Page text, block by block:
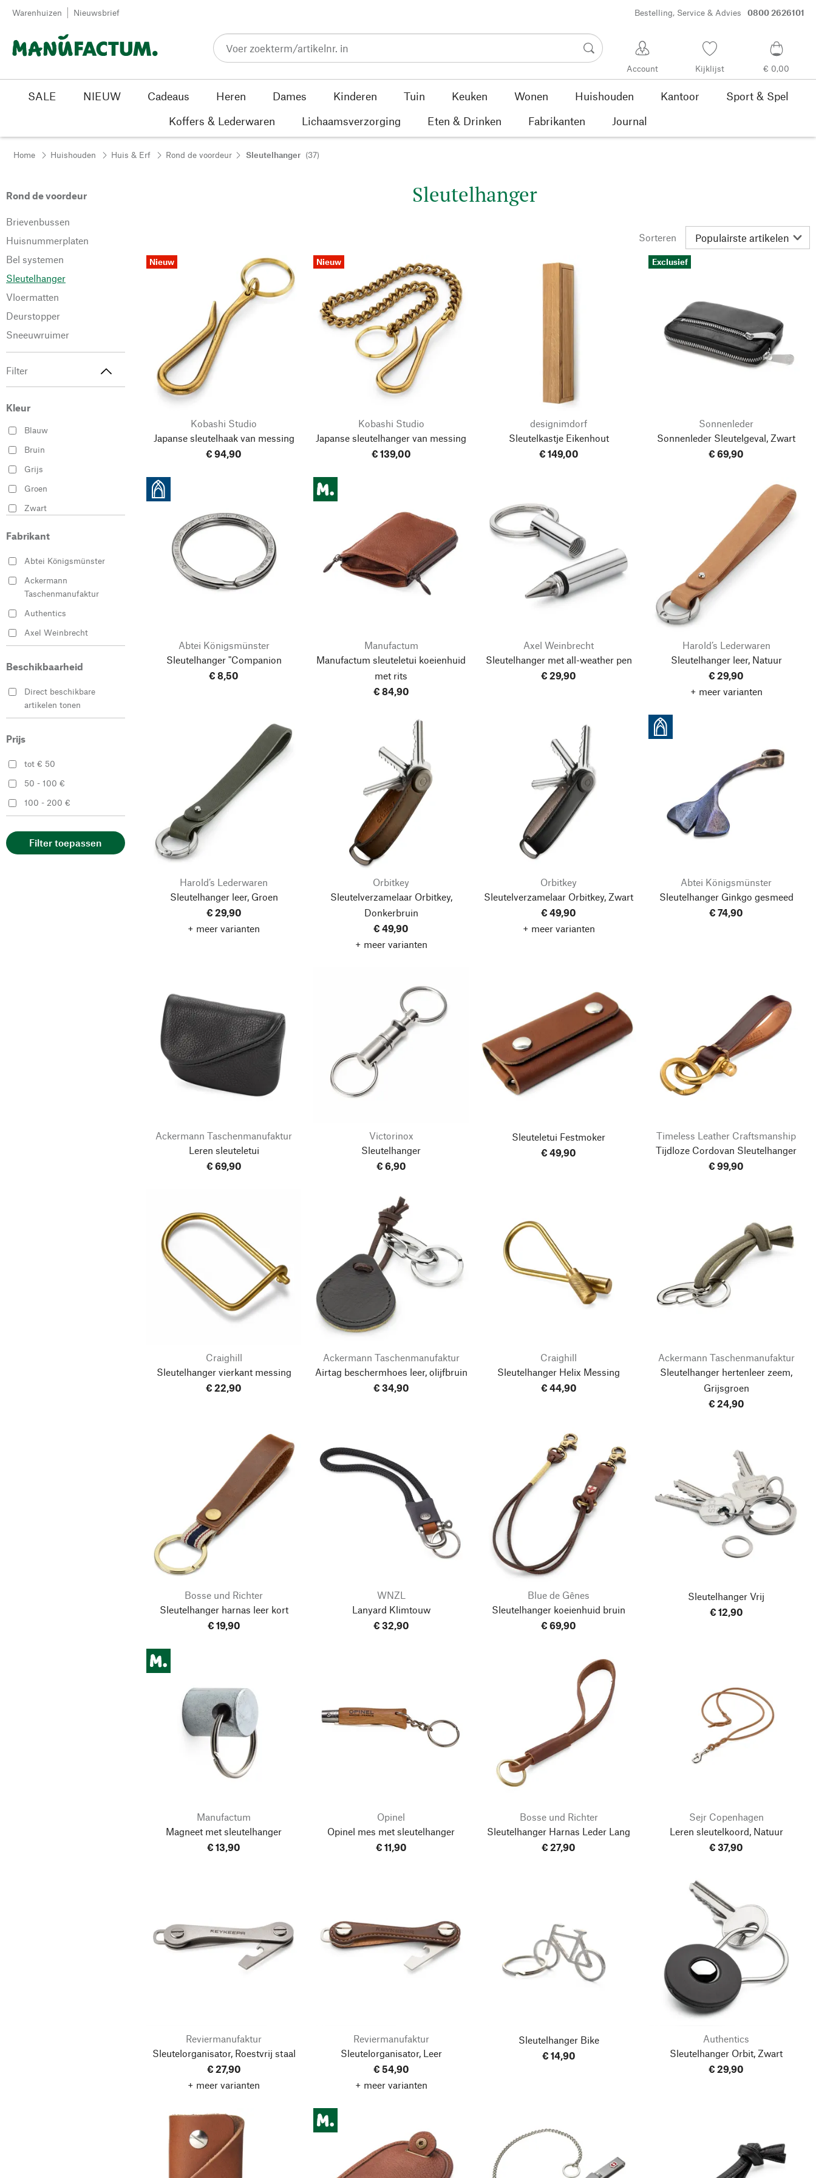
Passer au contenu
Warenhuizen Nieuwsbrief Bestelling, Service & Advies 0800 2626101
Account Kijklijst € 0,00
SALE NIEUW Cadeaus Heren Dames Kinderen Tuin Keuken Wonen Huishouden Kantoor
Sport & Spel
Koffers & Lederwaren
Lichaamsverzorging Eten & Drinken Fabrikanten Journal
Home Huishouden Huis & Erf Rond de voordeur Sleutelhanger (37)
Rond de voordeur
Brievenbussen
Huisnummerplaten
Bel systemen
Sleutelhanger
Vloermatten
Deurstopper
Sneeuwruimer
Filter
Kleur
Blauw
Bruin
Grijs
Groen
Zwart
Fabrikant
Abtei Königsmünster
Ackermann
Taschenmanufaktur
Authentics
Axel Weinbrecht
Bosse und Richter
Craighill
designimdorf
Manufactum
Opinel
Orbitkey
Sejr Copenhagen
Beschikbaarheid
Direct beschikbare
artikelen tonen
Prijs
tot € 50
50 - 100 €
100 - 200 €
Filter toepassen
Sleutelhanger
Sorteren
Nieuw
Kobashi Studio
Japanse sleutelhaak van messing
€ 94,90
Nieuw
Kobashi Studio
Japanse sleutelhanger van messing
€ 139,00
designimdorf
Sleutelkastje Eikenhout
€ 149,00
Exclusief
Sonnenleder
Sonnenleder Sleutelgeval, Zwart
€ 69,90
Abtei Königsmünster
Sleutelhanger "Companion
€ 8,50
Manufactum
Manufactum sleuteletui koeienhuid
met rits
€ 84,90
Axel Weinbrecht
Sleutelhanger met all-weather pen
€ 29,90
Harold’s Lederwaren
Sleutelhanger leer, Natuur
€ 29,90
+ meer varianten
Harold’s Lederwaren
Sleutelhanger leer, Groen
€ 29,90
+ meer varianten
Orbitkey
Sleutelverzamelaar Orbitkey,
Donkerbruin
€ 49,90
+ meer varianten
Orbitkey
Sleutelverzamelaar Orbitkey, Zwart
€ 49,90
+ meer varianten
Abtei Königsmünster
Sleutelhanger Ginkgo gesmeed
€ 74,90
Ackermann Taschenmanufaktur
Leren sleuteletui
€ 69,90
Victorinox
Sleutelhanger
€ 6,90
Sleuteletui Festmoker
€ 49,90
Timeless Leather Craftsmanship
Tijdloze Cordovan Sleutelhanger
€ 99,90
Craighill
Sleutelhanger vierkant messing
€ 22,90
Ackermann Taschenmanufaktur
Airtag beschermhoes leer, olijfbruin
€ 34,90
Craighill
Sleutelhanger Helix Messing
€ 44,90
Ackermann Taschenmanufaktur
Sleutelhanger hertenleer zeem,
Grijsgroen
€ 24,90
Bosse und Richter
Sleutelhanger harnas leer kort
€ 19,90
WNZL
Lanyard Klimtouw
€ 32,90
Blue de Gênes
Sleutelhanger koeienhuid bruin
€ 69,90
Sleutelhanger Vrij
€ 12,90
Manufactum
Magneet met sleutelhanger
€ 13,90
Opinel
Opinel mes met sleutelhanger
€ 11,90
Bosse und Richter
Sleutelhanger Harnas Leder Lang
€ 27,90
Sejr Copenhagen
Leren sleutelkoord, Natuur
€ 37,90
Reviermanufaktur
Sleutelorganisator, Roestvrij staal
€ 27,90
+ meer varianten
Reviermanufaktur
Sleutelorganisator, Leer
€ 54,90
+ meer varianten
Sleutelhanger Bike
€ 14,90
Authentics
Sleutelhanger Orbit, Zwart
€ 29,90